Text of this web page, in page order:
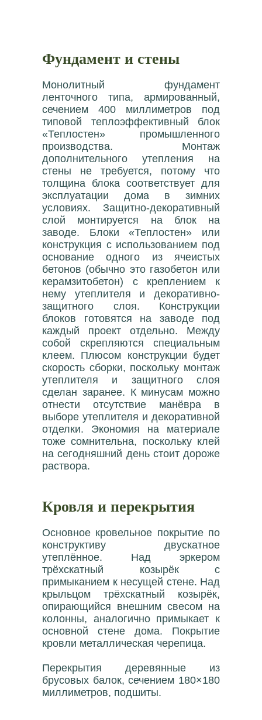
Фундамент и стены
Монолитный фундамент
ленточного типа, армированный,
сечением 400 миллиметров под
типовой теплоэффективный блок
«Теплостен» промышленного
производства. Монтаж
дополнительного утепления на
стены не требуется, потому что
толщина блока соответствует для
эксплуатации дома в зимних
условиях. Защитно-декоративный
слой монтируется на блок на
заводе. Блоки «Теплостен» или
конструкция с использованием под
основание одного из ячеистых
бетонов (обычно это газобетон или
керамзитобетон) с креплением к
нему утеплителя и декоративно-
защитного слоя. Конструкции
блоков готовятся на заводе под
каждый проект отдельно. Между
собой скрепляются специальным
клеем. Плюсом конструкции будет
скорость сборки, поскольку монтаж
утеплителя и защитного слоя
сделан заранее. К минусам можно
отнести отсутствие манёвра в
выборе утеплителя и декоративной
отделки. Экономия на материале
тоже сомнительна, поскольку клей
на сегодняшний день стоит дороже
раствора.
Кровля и перекрытия
Основное кровельное покрытие по
конструктиву двускатное
утеплённое. Над эркером
трёхскатный козырёк с
примыканием к несущей стене. Над
крыльцом трёхскатный козырёк,
опирающийся внешним свесом на
колонны, аналогично примыкает к
основной стене дома. Покрытие
кровли металлическая черепица.
Перекрытия деревянные из
брусовых балок, сечением 180×180
миллиметров, подшиты.